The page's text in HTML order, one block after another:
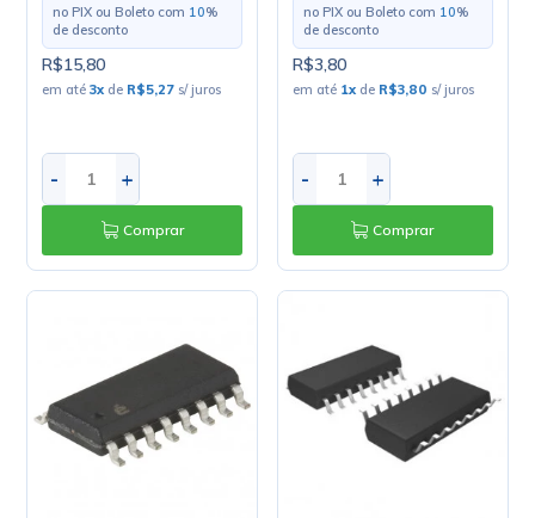
no PIX ou Boleto com 10%
de desconto
R$15,80
em até3x de R$5,27 s/ juros
- +
Comprar
no PIX ou Boleto com 10%
de desconto
R$3,80
em até 1x de R$3,80 s/ juros
- +
Comprar